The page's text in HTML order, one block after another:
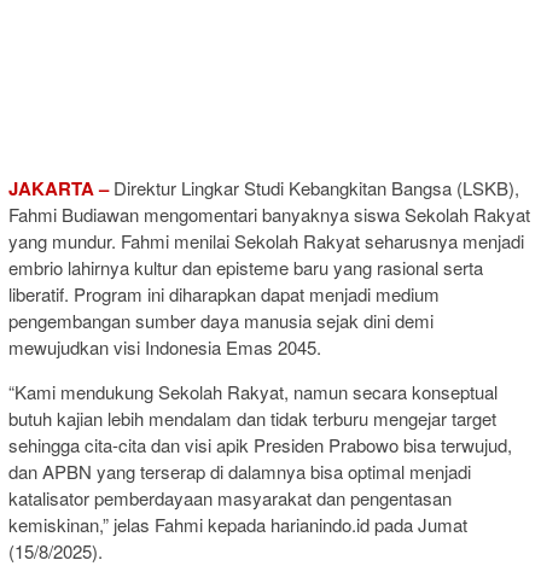
JAKARTA –Direktur Lingkar Studi Kebangkitan Bangsa (LSKB),
Fahmi Budiawan mengomentari banyaknya siswa Sekolah Rakyat
yang mundur. Fahmi menilai Sekolah Rakyat seharusnya menjadi
embrio lahirnya kultur dan episteme baru yang rasional serta
liberatif. Program ini diharapkan dapat menjadi medium
pengembangan sumber daya manusia sejak dini demi
mewujudkan visi Indonesia Emas 2045.
“Kami mendukung Sekolah Rakyat, namun secara konseptual
butuh kajian lebih mendalam dan tidak terburu mengejar target
sehingga cita-cita dan visi apik Presiden Prabowo bisa terwujud,
dan APBN yang terserap di dalamnya bisa optimal menjadi
katalisator pemberdayaan masyarakat dan pengentasan
kemiskinan,” jelas Fahmi kepada harianindo.id pada Jumat
(15/8/2025).